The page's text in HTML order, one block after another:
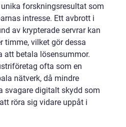
forskningsresultat som
intresse. Ett avbrott i
av krypterade servrar kan
timme, vilket gör dessa
att betala lösensummor.
ofta som en
nätverk, då mindre
svagare digitalt skydd som
röra sig vidare uppåt i